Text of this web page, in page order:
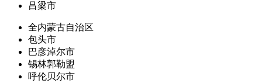
吕梁市
全内蒙古自治区
包头市
巴彦淖尔市
锡林郭勒盟
呼伦贝尔市